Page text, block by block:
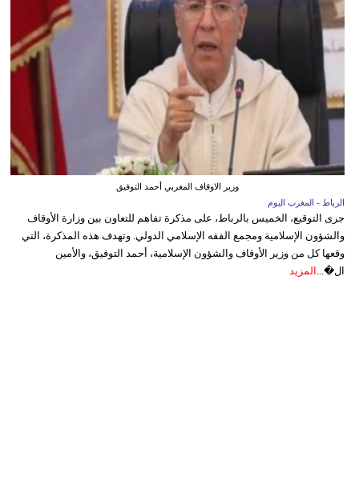
وزير الاوقاف المغربي أحمد التوفيق
الرباط - المغرب اليوم
جرى التوقيع، الخميس بالرباط، على مذكرة تفاهم للتعاون بين وزارة الأوقاف
والشؤون الإسلامية ومجمع الفقه الإسلامي الدولي. وتهدف هذه المذكرة، التي
وقعها كل من وزير الأوقاف والشؤون الإسلامية، أحمد التوفيق، والأمين
ال�... المزيد